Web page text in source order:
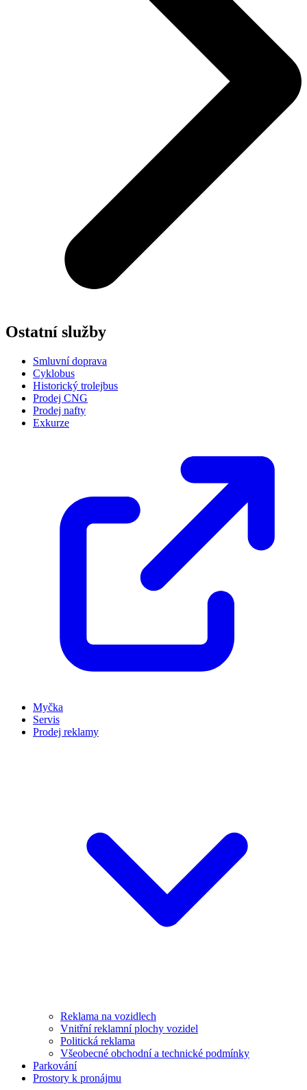
Ostatní služby
Smluvní doprava
Cyklobus
Historický trolejbus
Prodej CNG
Prodej nafty
Exkurze
Myčka
Servis
Prodej reklamy
Reklama na vozidlech
Vnitřní reklamní plochy vozidel
Politická reklama
Všeobecné obchodní a technické podmínky
Parkování
Prostory k pronájmu